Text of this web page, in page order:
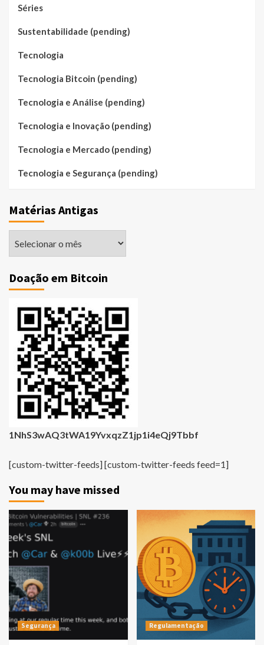
Séries
Sustentabilidade (pending)
Tecnologia
Tecnologia Bitcoin (pending)
Tecnologia e Análise (pending)
Tecnologia e Inovação (pending)
Tecnologia e Mercado (pending)
Tecnologia e Segurança (pending)
Matérias Antigas
Doação em Bitcoin
1NhS3wAQ3tWA19YvxqzZ1jp1i4eQj9Tbbf
[custom-twitter-feeds] [custom-twitter-feeds feed=1]
You may have missed
Segurança Regulamentação